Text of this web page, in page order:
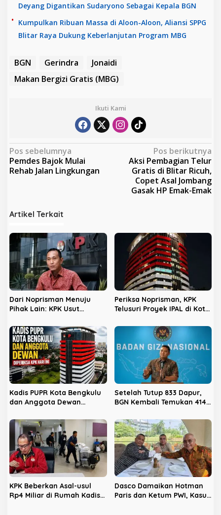
Deyang Digantikan Sudaryono Sebagai Kepala BGN
Kumpulkan Ribuan Massa di Aloon-Aloon, Aliansi SPPG
Blitar Raya Dukung Keberlanjutan Program MBG
BGN Gerindra
Jonaidi
Makan Bergizi Gratis (MBG)
Ikuti Kami
N
a
g
a
s
i
p
o
s
Pos sebelumnya
Pemdes Bajok Mulai
Rehab Jalan Lingkungan
Pos berikutnya
Aksi Pembagian Telur
Gratis di Blitar Ricuh,
Copet Asal Jombang
Gasak HP Emak-Emak
Artikel Terkait
Dari Noprisman Menuju
Pihak Lain: KPK Usut
Proyek di Pemkot Bengkulu
Periksa Noprisman, KPK
Telusuri Proyek IPAL di Kota
Kadis PUPR Kota Bengkulu
dan Anggota Dewan
Setelah Tutup 833 Dapur,
BGN Kembali Temukan 414
‘Double Account’, Amankan
Rp311,2 Miliar
KPK Beberkan Asal-usul
Rp4 Miliar di Rumah Kadis
Dasco Damaikan Hotman
Paris dan Ketum PWI, Kasus